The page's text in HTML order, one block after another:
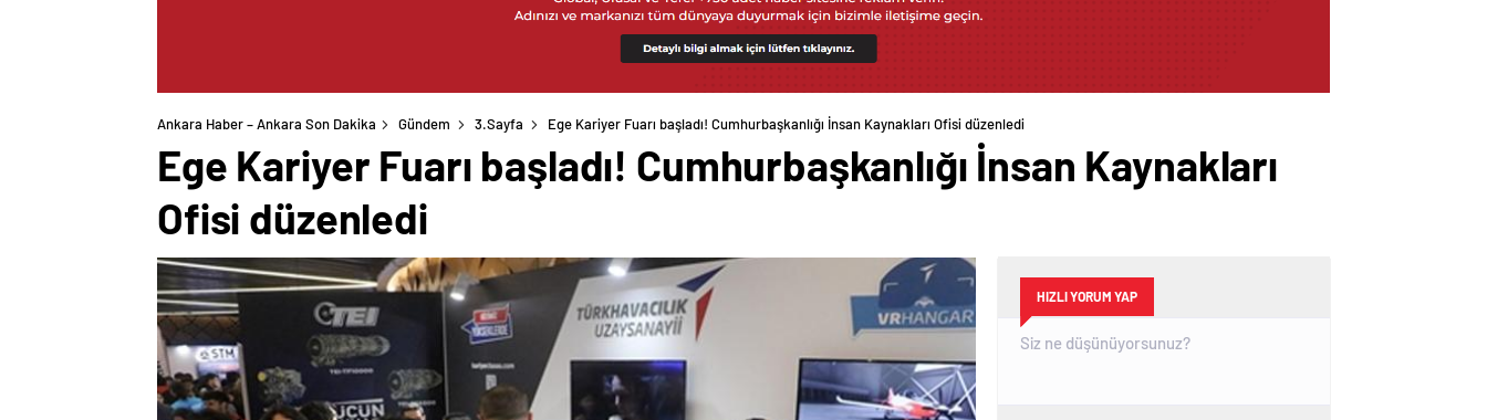
Ankara Haber – Ankara Son Dakika Gündem 3.Sayfa Ege Kariyer Fuarı başladı! Cumhurbaşkanlığı İnsan Kaynakları Ofisi düzenledi
Ege Kariyer Fuarı başladı! Cumhurbaşkanlığı İnsan Kaynakları
Ofisi düzenledi
HIZLI YORUM YAP